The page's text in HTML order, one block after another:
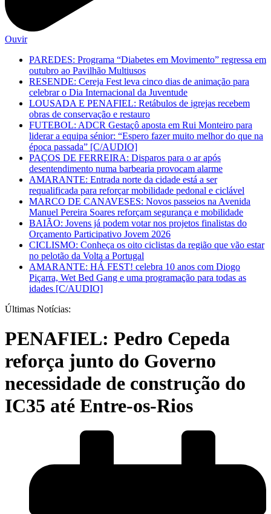
Ouvir
PAREDES: Programa “Diabetes em Movimento” regressa em
outubro ao Pavilhão Multiusos
RESENDE: Cereja Fest leva cinco dias de animação para
celebrar o Dia Internacional da Juventude
LOUSADA E PENAFIEL: Retábulos de igrejas recebem
obras de conservação e restauro
FUTEBOL: ADCR Gestaçô aposta em Rui Monteiro para
liderar a equipa sénior: “Espero fazer muito melhor do que na
época passada” [C/AUDIO]
PAÇOS DE FERREIRA: Disparos para o ar após
desentendimento numa barbearia provocam alarme
AMARANTE: Entrada norte da cidade está a ser
requalificada para reforçar mobilidade pedonal e ciclável
MARCO DE CANAVESES: Novos passeios na Avenida
Manuel Pereira Soares reforçam segurança e mobilidade
BAIÃO: Jovens já podem votar nos projetos finalistas do
Orçamento Participativo Jovem 2026
CICLISMO: Conheça os oito ciclistas da região que vão estar
no pelotão da Volta a Portugal
AMARANTE: HÁ FEST! celebra 10 anos com Diogo
Piçarra, Wet Bed Gang e uma programação para todas as
idades [C/AUDIO]
Últimas Notícias:
PENAFIEL: Pedro Cepeda
reforça junto do Governo
necessidade de construção do
IC35 até Entre-os-Rios